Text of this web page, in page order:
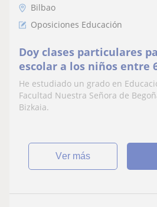
Bilbao
Oposiciones Educación
Doy clases particulares
escolar a los niños entre
He estudiado un grado en
Facultad Nuestra Señora de
Bizkaia.
ver más